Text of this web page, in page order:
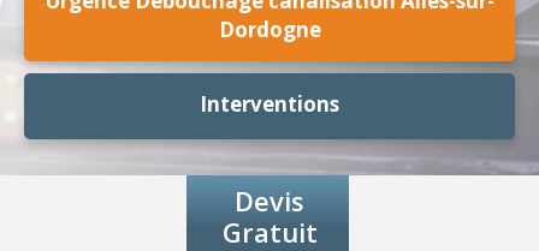
Dordogne
Interventions
Devis
Gratuit